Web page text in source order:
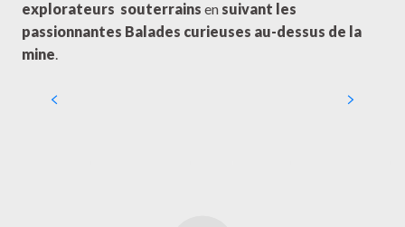
explorateurs souterrains en suivant les
passionnantes Balades curieuses au-dessus de la
mine.
Circuit de randonnée : Les mille